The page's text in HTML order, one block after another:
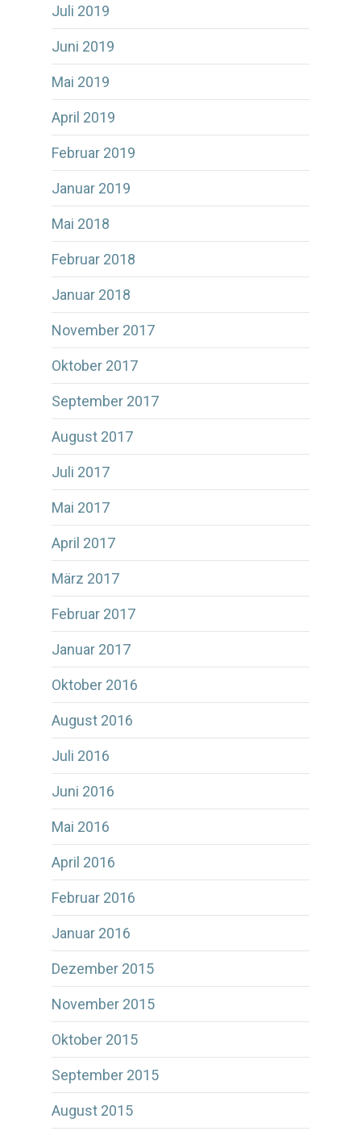
Juli 2019
Juni 2019
Mai 2019
April 2019
Februar 2019
Januar 2019
Mai 2018
Februar 2018
Januar 2018
November 2017
Oktober 2017
September 2017
August 2017
Juli 2017
Mai 2017
April 2017
März 2017
Februar 2017
Januar 2017
Oktober 2016
August 2016
Juli 2016
Juni 2016
Mai 2016
April 2016
Februar 2016
Januar 2016
Dezember 2015
November 2015
Oktober 2015
September 2015
August 2015